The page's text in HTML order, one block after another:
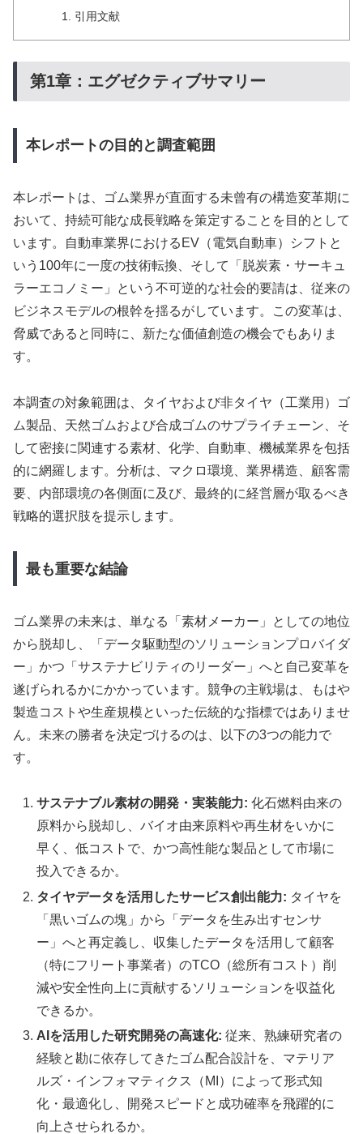
引用文献
第1章：エグゼクティブサマリー
本レポートの目的と調査範囲
本レポートは、ゴム業界が直面する未曾有の構造変革期に
おいて、持続可能な成長戦略を策定することを目的として
います。自動車業界におけるEV（電気自動車）シフトと
いう100年に一度の技術転換、そして「脱炭素・サーキュ
ラーエコノミー」という不可逆的な社会的要請は、従来の
ビジネスモデルの根幹を揺るがしています。この変革は、
脅威であると同時に、新たな価値創造の機会でもありま
す。
本調査の対象範囲は、タイヤおよび非タイヤ（工業用）ゴ
ム製品、天然ゴムおよび合成ゴムのサプライチェーン、そ
して密接に関連する素材、化学、自動車、機械業界を包括
的に網羅します。分析は、マクロ環境、業界構造、顧客需
要、内部環境の各側面に及び、最終的に経営層が取るべき
戦略的選択肢を提示します。
最も重要な結論
ゴム業界の未来は、単なる「素材メーカー」としての地位
から脱却し、「データ駆動型のソリューションプロバイダ
ー」かつ「サステナビリティのリーダー」へと自己変革を
遂げられるかにかかっています。競争の主戦場は、もはや
製造コストや生産規模といった伝統的な指標ではありませ
ん。未来の勝者を決定づけるのは、以下の3つの能力で
す。
サステナブル素材の開発・実装能力: 化石燃料由来の
原料から脱却し、バイオ由来原料や再生材をいかに
早く、低コストで、かつ高性能な製品として市場に
投入できるか。
タイヤデータを活用したサービス創出能力: タイヤを
「黒いゴムの塊」から「データを生み出すセンサ
ー」へと再定義し、収集したデータを活用して顧客
（特にフリート事業者）のTCO（総所有コスト）削
減や安全性向上に貢献するソリューションを収益化
できるか。
AIを活用した研究開発の高速化: 従来、熟練研究者の
経験と勘に依存してきたゴム配合設計を、マテリア
ルズ・インフォマティクス（MI）によって形式知
化・最適化し、開発スピードと成功確率を飛躍的に
向上させられるか。